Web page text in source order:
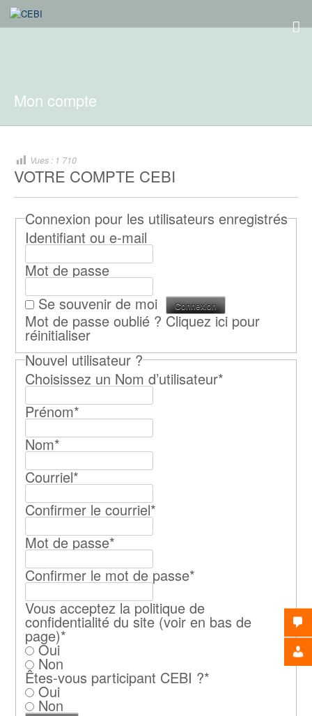
Mon compte
Vues : 1 710
VOTRE COMPTE CEBI
Connexion pour les utilisateurs enregistrés
Identifiant ou e-mail
Mot de passe
Se souvenir de moi
Mot de passe oublié ? Cliquez ici pour
réinitialiser
Nouvel utilisateur ?
Choisissez un Nom d’utilisateur*
Prénom*
Nom*
Courriel*
Confirmer le courriel*
Mot de passe*
Confirmer le mot de passe*
Vous acceptez la politique de
confidentialité du site (voir en bas de
page)*
Oui
Non
Êtes-vous participant CEBI ?*
Oui
Non